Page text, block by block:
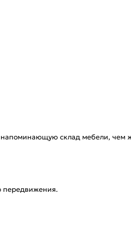
напоминающую склад мебели,
передвижения.